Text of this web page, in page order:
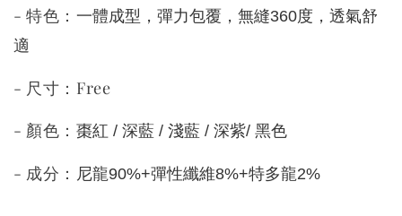
- 特色： 一體成型，彈力包覆，無縫360度，透氣舒
適
- 尺寸：Free
- 顏色： 棗紅 / 深藍 / 淺藍 / 深紫/ 黑色
- 成分： 尼龍90%+彈性纖維8%+特多龍2%